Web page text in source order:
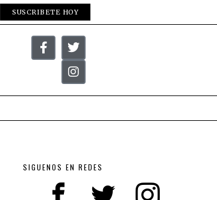
SUSCRIBETE HOY
SIGUENOS EN REDES